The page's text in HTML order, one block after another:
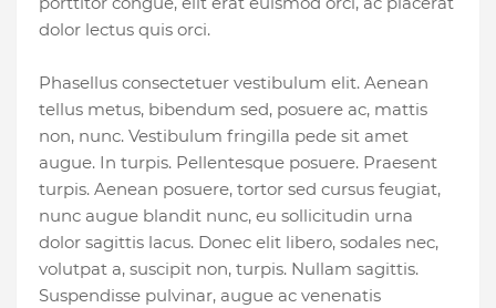
dolor lectus quis orci.
Phasellus consectetuer vestibulum elit. Aenean
tellus metus, bibendum sed, posuere ac, mattis
non, nunc. Vestibulum fringilla pede sit amet
augue. In turpis. Pellentesque posuere. Praesent
turpis. Aenean posuere, tortor sed cursus feugiat,
nunc augue blandit nunc, eu sollicitudin urna
dolor sagittis lacus. Donec elit libero, sodales nec,
volutpat a, suscipit non, turpis. Nullam sagittis.
Suspendisse pulvinar, augue ac venenatis